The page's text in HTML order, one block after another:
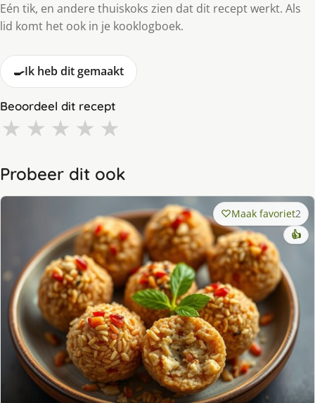
Eén tik, en andere thuiskoks zien dat dit recept werkt. Als
lid komt het ook in je kooklogboek.
🍳Ik heb dit gemaakt
Beoordeel dit recept
★ ★ ★ ★ ★
Probeer dit ook
Maak favoriet2
👍